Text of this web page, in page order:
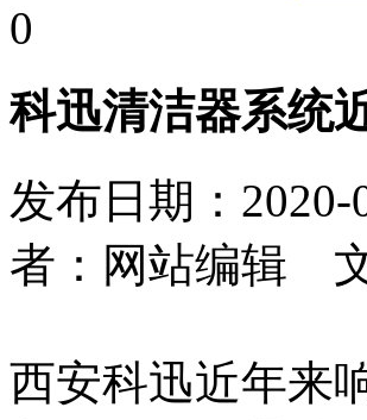
0
科迅清洁器系统
发布日期：
者：网站编辑
西安科迅近年来